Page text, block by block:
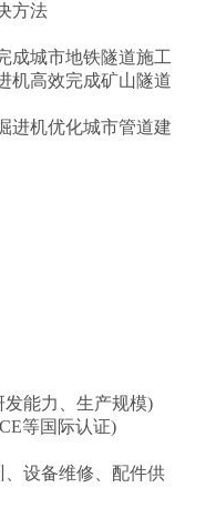
方法
成城市地铁隧道施工
机高效完成矿山隧道
进机优化城市管道建
能力、生产规模)
等国际认证)
设备维修、配件供